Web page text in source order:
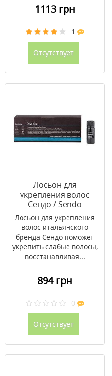
1113 грн
1
Отсутствует
Лосьон для
укрепления волос
Сендо / Sendo
Densifying 6мл №10
Лосьон для укрепления
волос итальянского
бренда Сендо поможет
укрепить слабые волосы,
восстанавливая...
894 грн
0
Отсутствует